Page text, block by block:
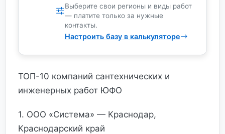
Выберите свои регионы и виды работ
— платите только за нужные
контакты.
Настроить базу в калькуляторе
ТОП-10 компаний сантехнических и
инженерных работ ЮФО
1. ООО «Система» — Краснодар,
Краснодарский край